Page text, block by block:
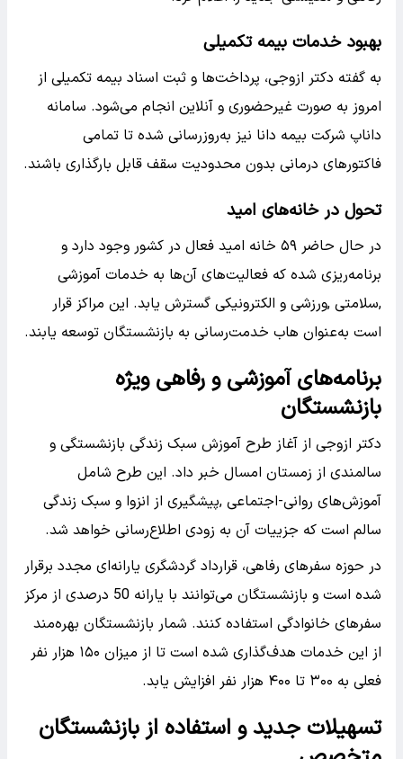
بهبود خدمات بیمه تکمیلی
به گفته دکتر ازوجی، پرداخت‌ها و ثبت اسناد بیمه تکمیلی از
امروز به صورت غیرحضوری و آنلاین انجام می‌شود. سامانه
داناپ شرکت بیمه دانا نیز به‌روزرسانی شده تا تمامی
فاکتورهای درمانی بدون محدودیت سقف قابل بارگذاری باشند.
تحول در خانه‌های امید
در حال حاضر ۵۹ خانه امید فعال در کشور وجود دارد و
برنامه‌ریزی شده که فعالیت‌های آن‌ها به خدمات آموزشی
,سلامتی ,ورزشی و الکترونیکی گسترش یابد. این مراکز قرار
است به‌عنوان ‌هاب خدمت‌رسانی به بازنشستگان توسعه یابند.
برنامه‌های آموزشی و رفاهی ویژه
بازنشستگان
دکتر ازوجی از آغاز طرح آموزش سبک زندگی بازنشستگی و
سالمندی از زمستان امسال خبر داد. این طرح شامل
آموزش‌های روانی-اجتماعی ,پیشگیری از انزوا و سبک زندگی
سالم است که جزییات آن به زودی اطلاع‌رسانی خواهد شد.
در حوزه سفرهای رفاهی، قرارداد گردشگری یارانه‌ای مجدد برقرار
شده است و بازنشستگان می‌توانند با یارانه 50 درصدی از مرکز
سفرهای خانوادگی استفاده کنند. شمار بازنشستگان بهره‌مند
از این خدمات هدف‌گذاری شده است تا از میزان ۱۵۰ هزار نفر
فعلی به ۳۰۰ تا ۴۰۰ هزار نفر افزایش یابد.
تسهیلات جدید و استفاده از بازنشستگان